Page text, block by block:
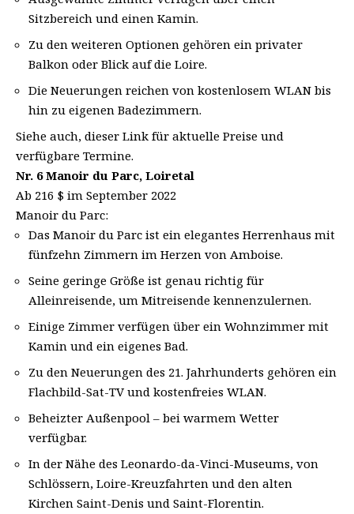
Sitzbereich und einen Kamin.
Zu den weiteren Optionen gehören ein privater
Balkon oder Blick auf die Loire.
Die Neuerungen reichen von kostenlosem WLAN bis
hin zu eigenen Badezimmern.
Siehe auch, dieser Link für aktuelle Preise und
verfügbare Termine.
Nr. 6 Manoir du Parc, Loiretal
Ab 216 $ im September 2022
Manoir du Parc:
Das Manoir du Parc ist ein elegantes Herrenhaus mit
fünfzehn Zimmern im Herzen von Amboise.
Seine geringe Größe ist genau richtig für
Alleinreisende, um Mitreisende kennenzulernen.
Einige Zimmer verfügen über ein Wohnzimmer mit
Kamin und ein eigenes Bad.
Zu den Neuerungen des 21. Jahrhunderts gehören ein
Flachbild-Sat-TV und kostenfreies WLAN.
Beheizter Außenpool – bei warmem Wetter
verfügbar.
In der Nähe des Leonardo-da-Vinci-Museums, von
Schlössern, Loire-Kreuzfahrten und den alten
Kirchen Saint-Denis und Saint-Florentin.